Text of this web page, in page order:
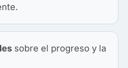
sobre el progreso y la